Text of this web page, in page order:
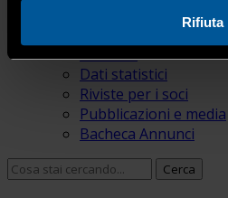
Rifiuta
Attualità
Dati statistici
Riviste per i soci
Pubblicazioni e media
Bacheca Annunci